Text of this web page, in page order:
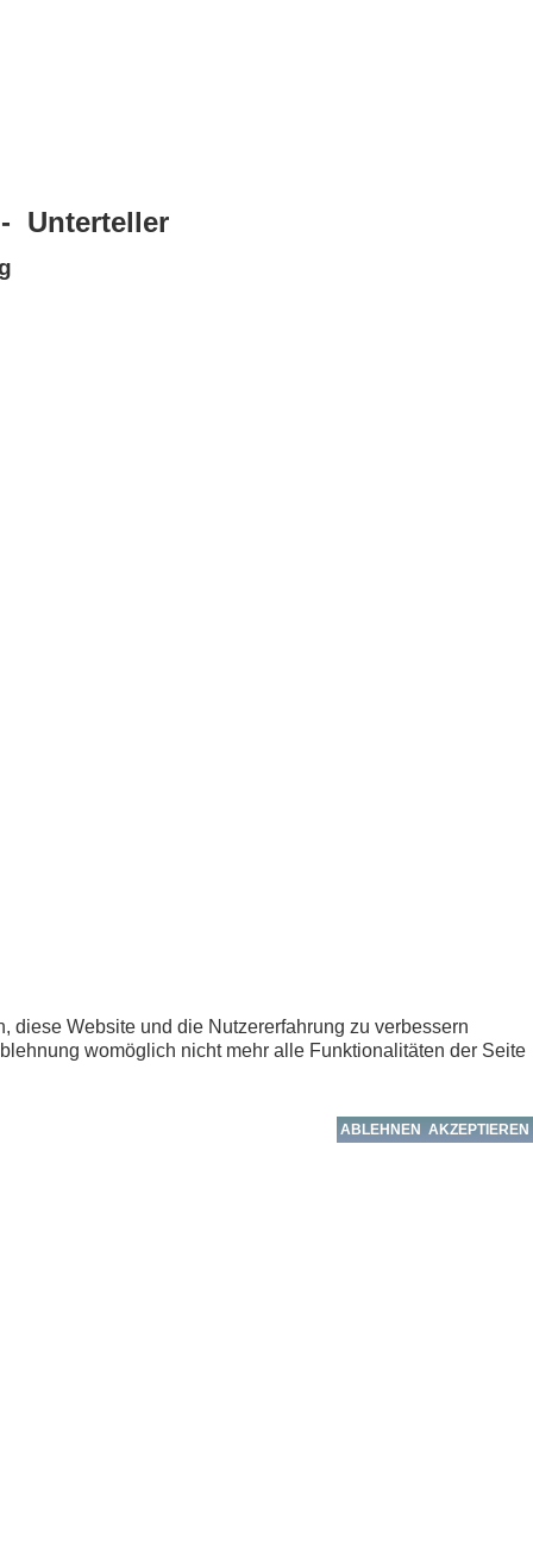
Unterteller
diese Website und die Nutzererfahrung zu verbessern
womöglich nicht mehr alle Funktionalitäten der Seite
AKZEPTIEREN
ABLEHNEN